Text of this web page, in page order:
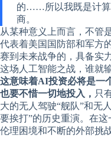
的……所以我既是计算
商。
从某种意义上而言，不管
代表着美国国防部和军方
赛到未来战争的，具备实
这场人工智能之战，谁就
这意味着AI投资必将是一
也要不惜一切地投入， 只
大的无人驾驶“舰队”和无
要挨打”的历史重演。在
伦理困境和不断的外部挑战